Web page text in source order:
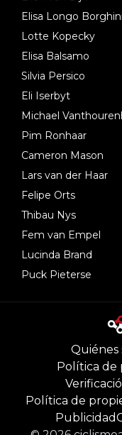
Elisa Longo Borghini
Lotte Kopecky
Elisa Balsamo
Silvia Persico
Eli Iserbyt
Michael
Pim Ronhaar
Cameron Mason
Lars van der Haar
Felipe Orts
Thibau Nys
Fem van Empel
Lucinda Brand
Puck Pieterse
Quiénes
Política de
Política de
Publicidad